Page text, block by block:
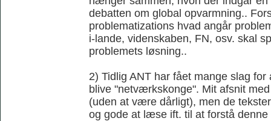
debatten om global opvarmning..
problematizations hvad angår
i-lande, videnskaben, FN, osv. skal
problemets løsning..
2) Tidlig ANT har fået mange slag
blive "netværkskonge". Mit afsnit
(uden at være dårligt), men de
og gode at læse ift. til at forstå denne